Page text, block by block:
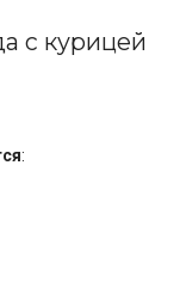
с курицей
: